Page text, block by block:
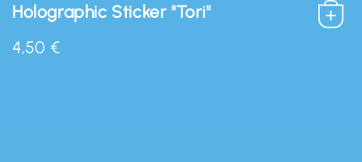
Holographic Sticker "Tori"
4,50 €